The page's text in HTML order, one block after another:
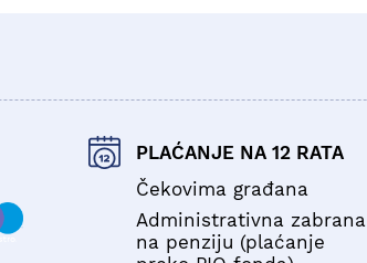
PLAĆANJE NA 12 RATA
Čekovima građana
Administrativna zabrana
na penziju (plaćanje